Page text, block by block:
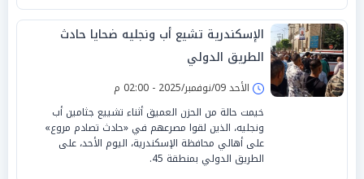
الإسكندرية تشيع أب ونجليه ضحايا حادث
الطريق الدولي
الأحد 09/نوفمبر/2025 - 02:00 م
خيمت حالة من الحزن العميق أثناء تشييع جثامين أب
ونجليه، الذين لقوا مصرعهم في «حادث تصادم مروع»
على أهالي محافظة الإسكندرية، اليوم الأحد، على
الطريق الدولي بمنطقة 45.